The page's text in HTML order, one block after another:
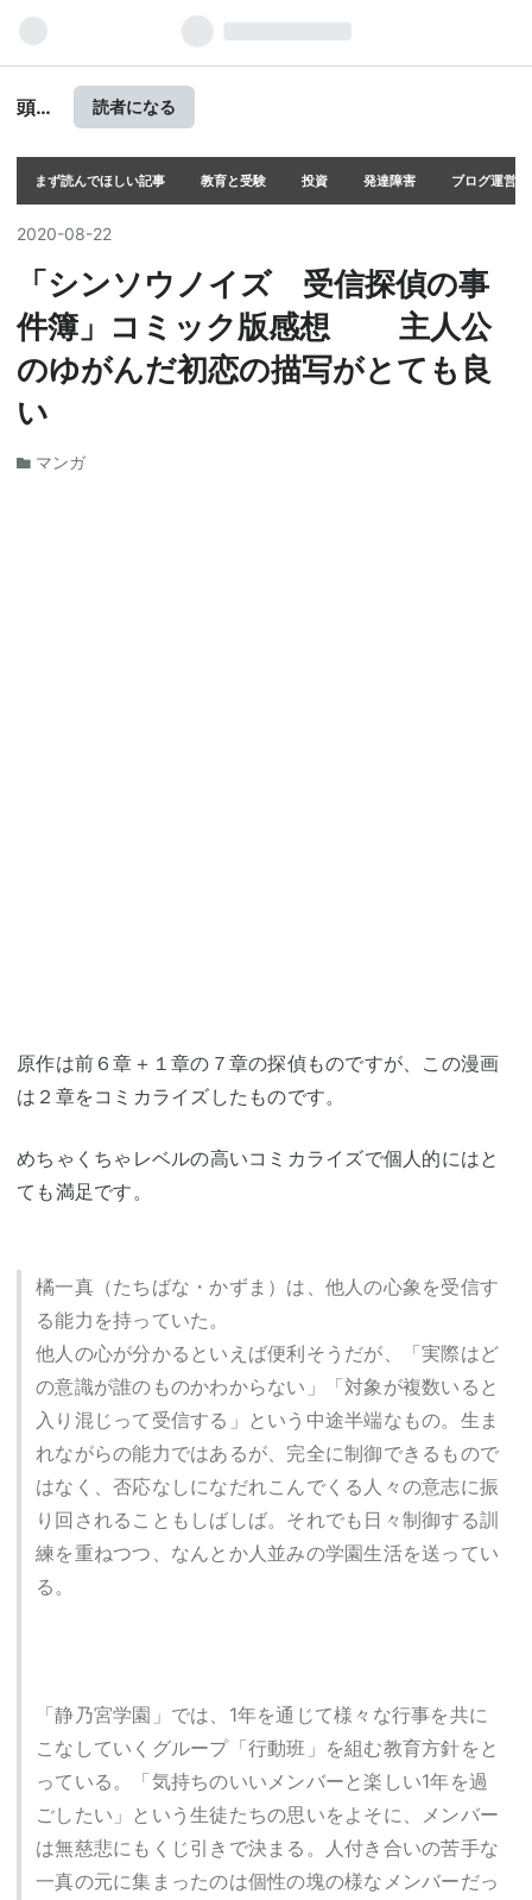
頭の
ミカ
ンを
のせ
る
読者になる
まず読んでほしい記事 教育と受験 投資 発達障害 ブログ運営
2020-08-22
「シンソウノイズ 受信探偵の事
件簿」コミック版感想 主人公
のゆがんだ初恋の描写がとても良
い
マンガ
原作は前６章＋１章の７章の探偵ものですが、この漫画
は２章をコミカライズしたものです。
めちゃくちゃレベルの高いコミカライズで個人的にはと
ても満足です。
橘一真（たちばな・かずま）は、他人の心象を受信す
る能力を持っていた。
他人の心が分かるといえば便利そうだが、「実際はど
の意識が誰のものかわからない」「対象が複数いると
入り混じって受信する」という中途半端なもの。生ま
れながらの能力ではあるが、完全に制御できるもので
はなく、否応なしになだれこんでくる人々の意志に振
り回されることもしばしば。それでも日々制御する訓
練を重ねつつ、なんとか人並みの学園生活を送ってい
る。
「静乃宮学園」では、1年を通じて様々な行事を共に
こなしていくグループ「行動班」を組む教育方針をと
っている。「気持ちのいいメンバーと楽しい1年を過
ごしたい」という生徒たちの思いをよそに、メンバー
は無慈悲にもくじ引きで決まる。人付き合いの苦手な
一真の元に集まったのは個性の塊の様なメンバーだっ